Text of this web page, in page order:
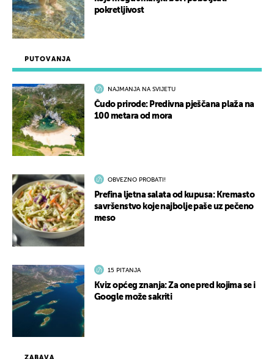
ZABAVA
PUTOVANJA
NAJMANJA NA SVIJETU
Čudo prirode: Predivna pješčana plaža na
100 metara od mora
OBVEZNO PROBATI!
Prefina ljetna salata od kupusa: Kremasto
savršenstvo koje najbolje paše uz pečeno
meso
15 PITANJA
Kviz općeg znanja: Za one pred kojima se i
Google može sakriti
pokretljivost